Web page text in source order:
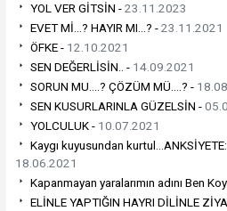
YOL VER GİTSİN -23.11.2023
EVET Mİ…? HAYIR MI…? -23.11.2021
ÖFKE - 12.10.2021
SEN DEĞERLİSİN.. - 14.09.2021
SORUN MU….? ÇÖZÜM MÜ….? -
SEN KUSURLARINLA GÜZELSİN -
YOLCULUK - 10.07.2021
Kaygı kuyusundan
18.06.2021
Kapanmayan yaralarımın adını Ben
ELİNLE YAPTIĞIN HAYRI DİLİNLE